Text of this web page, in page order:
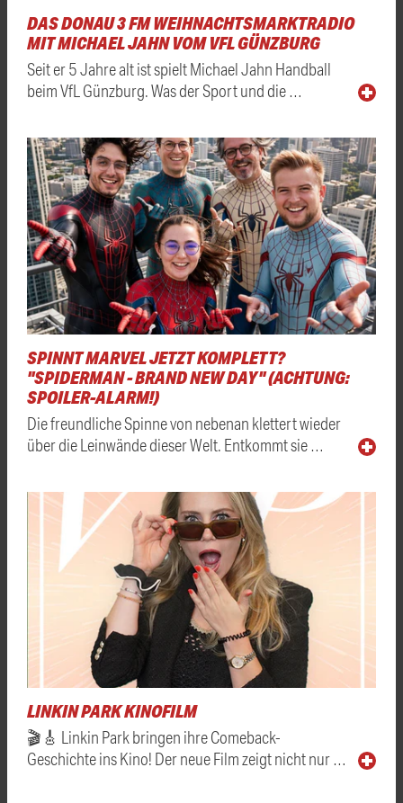
DAS DONAU 3 FM WEIHNACHTSMARKTRADIO
MIT MICHAEL JAHN VOM VFL GÜNZBURG
Seit er 5 Jahre alt ist spielt Michael Jahn Handball
beim VfL Günzburg. Was der Sport und die …
SPINNT MARVEL JETZT KOMPLETT?
"SPIDERMAN - BRAND NEW DAY" (ACHTUNG:
SPOILER-ALARM!)
Die freundliche Spinne von nebenan klettert wieder
über die Leinwände dieser Welt. Entkommt sie …
LINKIN PARK KINOFILM
🎬🎸 Linkin Park bringen ihre Comeback-
Geschichte ins Kino! Der neue Film zeigt nicht nur …